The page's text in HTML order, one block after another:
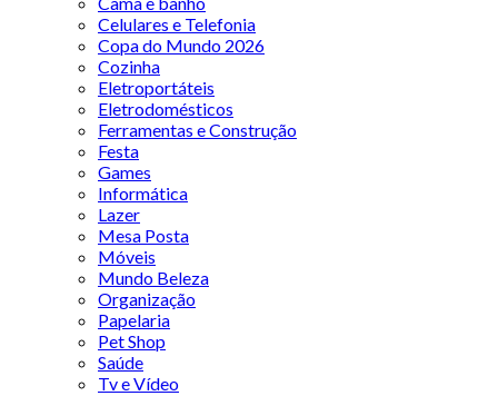
Celulares e Telefonia
Copa do Mundo 2026
Cozinha
Eletroportáteis
Eletrodomésticos
Ferramentas e Construção
Festa
Games
Informática
Lazer
Mesa Posta
Móveis
Mundo Beleza
Organização
Papelaria
Pet Shop
Saúde
Tv e Vídeo